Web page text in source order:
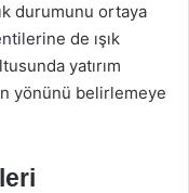
durumunu ortaya
de ışık
yatırım
yönünü belirlemeye